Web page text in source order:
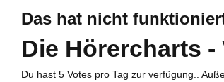
Das hat nicht
Die Hörercharts -
Du hast 5 Votes pro Tag zur verfügung..